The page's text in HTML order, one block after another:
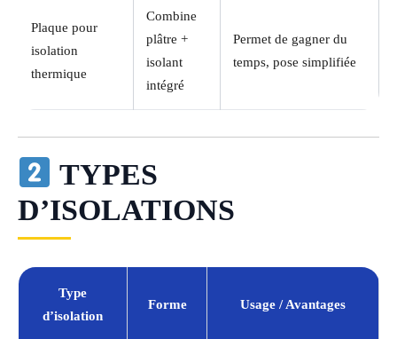
Plaque pour
isolation
thermique
Combine
plâtre +
isolant
intégré
Permet de gagner du
temps, pose simplifiée
TYPES
D’ISOLATIONS
Type
d’isolation
Forme Usage / Avantages